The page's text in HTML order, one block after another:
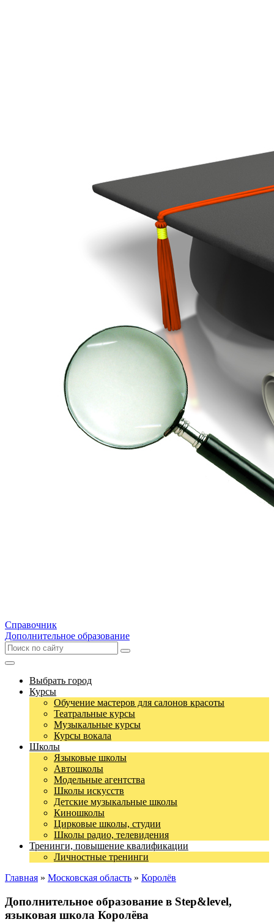
Справочник
Дополнительное образование
Выбрать город
Курсы
Обучение мастеров для салонов красоты
Театральные курсы
Музыкальные курсы
Курсы вокала
Школы
Языковые школы
Автошколы
Модельные агентства
Школы искусств
Детские музыкальные школы
Киношколы
Цирковые школы, студии
Школы радио, телевидения
Тренинги, повышение квалификации
Личностные тренинги
Главная » Московская область » Королёв
Дополнительное образование в Step&level,
языковая школа Королёва